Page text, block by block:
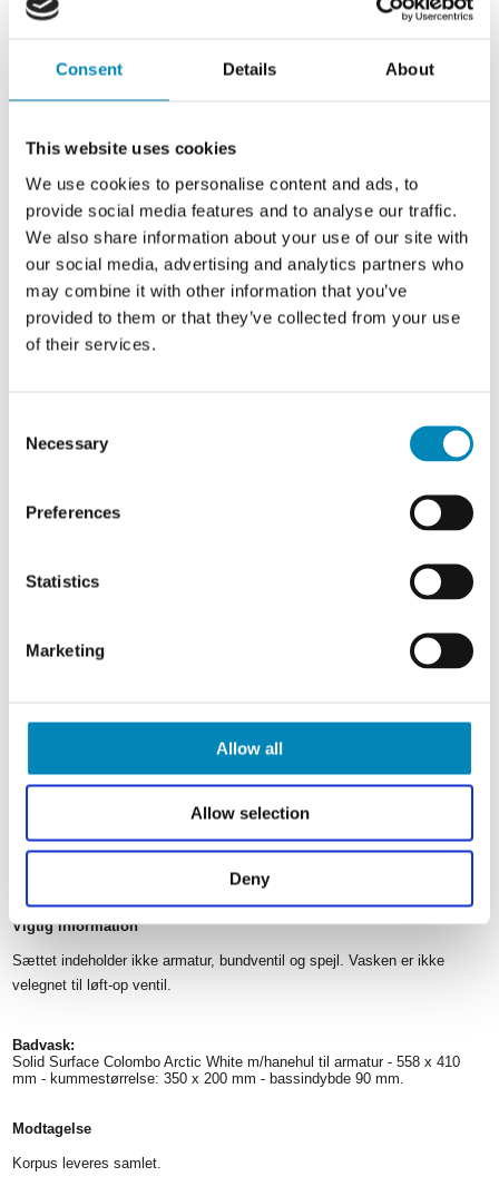
Consent Details About
This website uses cookies
We use cookies to personalise content and ads, to
provide social media features and to analyse our traffic.
We also share information about your use of our site with
our social media, advertising and analytics partners who
may combine it with other information that you’ve
provided to them or that they’ve collected from your use
of their services.
Selection
Necessary
Preferences
Statistics
Marketing
Allow all
Allow selection
Deny
Skabshøjde:
538 mm / 53,8 cm
Skabsdybde:
Vigtig information
Sættet indeholder ikke armatur, bundventil og spejl. Vasken er ikke
velegnet til løft-op ventil.
Badvask:
Solid Surface Colombo Arctic White m/hanehul til armatur - 558 x 410
mm - kummestørrelse: 350 x 200 mm - bassindybde 90 mm.
Modtagelse
Korpus leveres samlet.